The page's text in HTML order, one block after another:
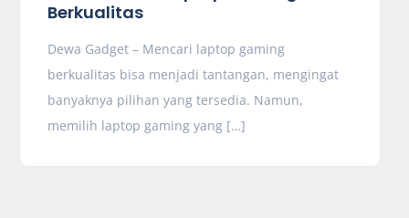
Berkualitas
Dewa Gadget – Mencari laptop gaming
berkualitas bisa menjadi tantangan, mengingat
banyaknya pilihan yang tersedia. Namun,
memilih laptop gaming yang […]